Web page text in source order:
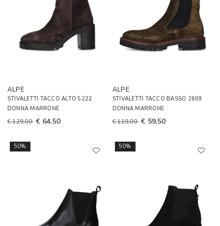
ALPE
STIVALETTI TACCO ALTO 5222
DONNA MARRONE
€ 129,00 € 64,50
ALPE
STIVALETTI TACCO BASSO 2609
DONNA MARRONE
€ 119,00 € 59,50
50% 50%